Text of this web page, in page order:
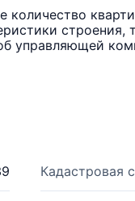
строения,
управляющей
Кадастровая